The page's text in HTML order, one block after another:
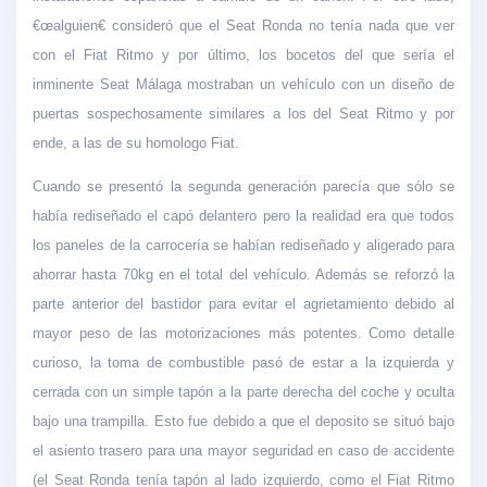
€œalguien€ consideró que el Seat Ronda no tenía nada que ver
con el Fiat Ritmo y por último, los bocetos del que sería el
inminente Seat Málaga mostraban un vehículo con un diseño de
puertas sospechosamente similares a los del Seat Ritmo y por
ende, a las de su homologo Fiat.
Cuando se presentó la segunda generación parecía que sólo se
había rediseñado el capó delantero pero la realidad era que todos
los paneles de la carrocería se habían rediseñado y aligerado para
ahorrar hasta 70kg en el total del vehículo. Además se reforzó la
parte anterior del bastidor para evitar el agrietamiento debido al
mayor peso de las motorizaciones más potentes. Como detalle
curioso, la toma de combustible pasó de estar a la izquierda y
cerrada con un simple tapón a la parte derecha del coche y oculta
bajo una trampilla. Esto fue debido a que el deposito se situó bajo
el asiento trasero para una mayor seguridad en caso de accidente
(el Seat Ronda tenía tapón al lado izquierdo, como el Fiat Ritmo